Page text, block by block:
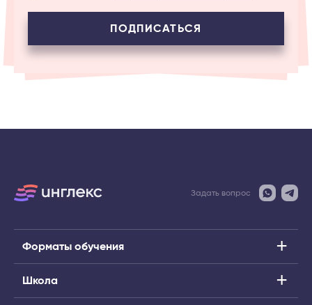
ПОДПИСАТЬСЯ
Задать вопрос
Форматы обучения
Школа